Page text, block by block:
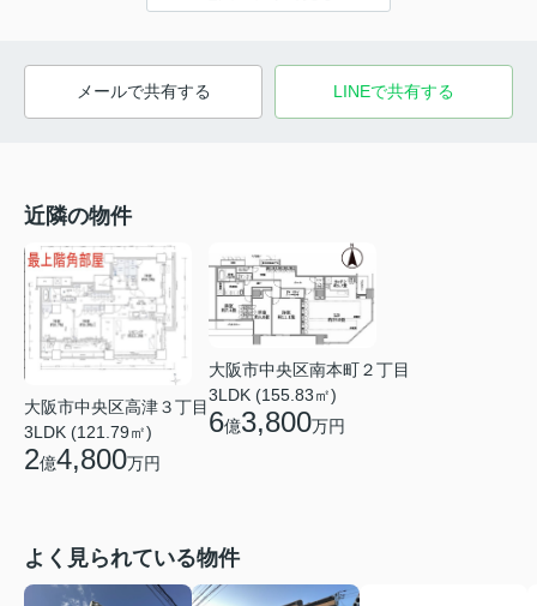
メールで共有する LINEで共有する
近隣の物件
大阪市中央区高津３丁目
3LDK (121.79㎡)
2億4,800万円
大阪市中央区南本町２丁目
3LDK (155.83㎡)
6億3,800万円
よく見られている物件